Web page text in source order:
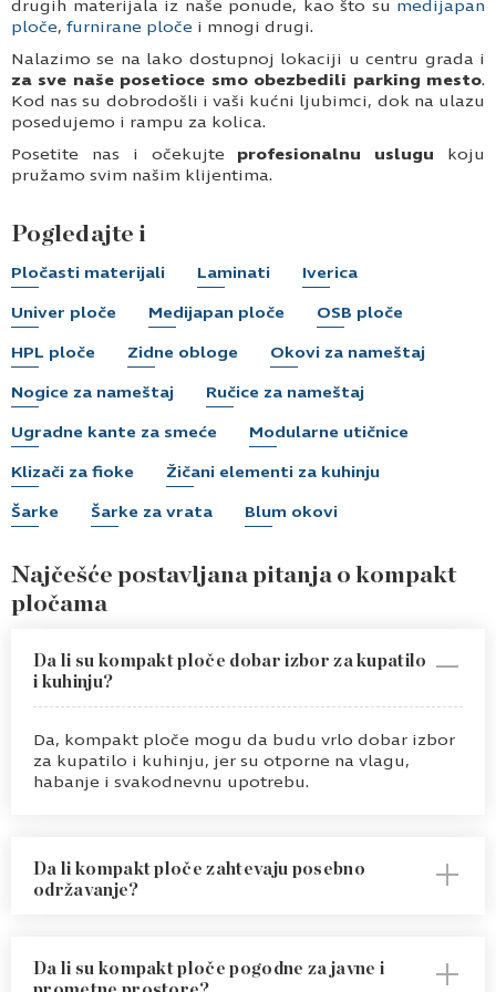
drugih materijala iz naše ponude, kao što su medijapan
ploče, furnirane ploče i mnogi drugi.
Nalazimo se na lako dostupnoj lokaciji u centru grada i
za sve naše posetioce smo obezbedili parking mesto.
Kod nas su dobrodošli i vaši kućni ljubimci, dok na ulazu
posedujemo i rampu za kolica.
Posetite nas i očekujte profesionalnu uslugu koju
pružamo svim našim klijentima.
Pogledajte i
Pločasti materijali Laminati Iverica
Univer ploče Medijapan ploče OSB ploče
HPL ploče Zidne obloge Okovi za nameštaj
Nogice za nameštaj Ručice za nameštaj
Ugradne kante za smeće Modularne utičnice
Klizači za fioke Žičani elementi za kuhinju
Šarke Šarke za vrata Blum okovi
Najčešće postavljana pitanja o kompakt
pločama
Da li su kompakt ploče dobar izbor za kupatilo
i kuhinju?
Da, kompakt ploče mogu da budu vrlo dobar izbor
za kupatilo i kuhinju, jer su otporne na vlagu,
habanje i svakodnevnu upotrebu.
Da li kompakt ploče zahtevaju posebno
održavanje?
veoma praktičnim. Važno je redovno čišćenje i
Da li su kompakt ploče pogodne za javne i